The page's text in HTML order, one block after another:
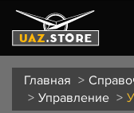
Главная
Управление